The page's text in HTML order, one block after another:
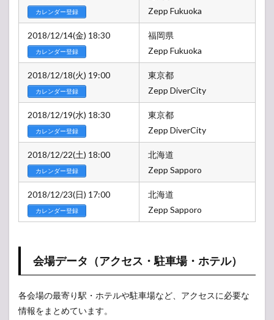
カレンダー登録
Zepp Fukuoka
2018/12/14(金) 18:30
カレンダー登録
福岡県
Zepp Fukuoka
2018/12/18(火) 19:00
カレンダー登録
東京都
Zepp DiverCity
2018/12/19(水) 18:30
カレンダー登録
東京都
Zepp DiverCity
2018/12/22(土) 18:00
カレンダー登録
北海道
Zepp Sapporo
2018/12/23(日) 17:00
カレンダー登録
北海道
Zepp Sapporo
会場データ（アクセス・駐車場・ホテル）
各会場の最寄り駅・ホテルや駐車場など、アクセスに必要な
情報をまとめています。